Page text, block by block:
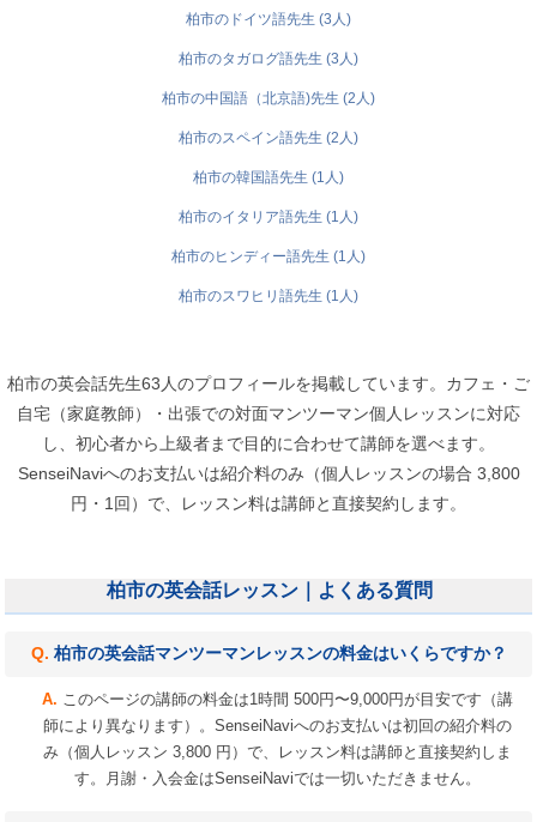
柏市のドイツ語先生 (3人)
柏市のタガログ語先生 (3人)
柏市の中国語（北京語)先生 (2人)
柏市のスペイン語先生 (2人)
柏市の韓国語先生 (1人)
柏市のイタリア語先生 (1人)
柏市のヒンディー語先生 (1人)
柏市のスワヒリ語先生 (1人)
柏市の英会話先生63人のプロフィールを掲載しています。カフェ・ご
自宅（家庭教師）・出張での対面マンツーマン個人レッスンに対応
し、初心者から上級者まで目的に合わせて講師を選べます。
SenseiNaviへのお支払いは紹介料のみ（個人レッスンの場合 3,800
円・1回）で、レッスン料は講師と直接契約します。
柏市の英会話レッスン｜よくある質問
柏市の英会話マンツーマンレッスンの料金はいくらですか？
このページの講師の料金は1時間 500円〜9,000円が目安です（講
師により異なります）。SenseiNaviへのお支払いは初回の紹介料の
み（個人レッスン 3,800 円）で、レッスン料は講師と直接契約しま
す。月謝・入会金はSenseiNaviでは一切いただきません。